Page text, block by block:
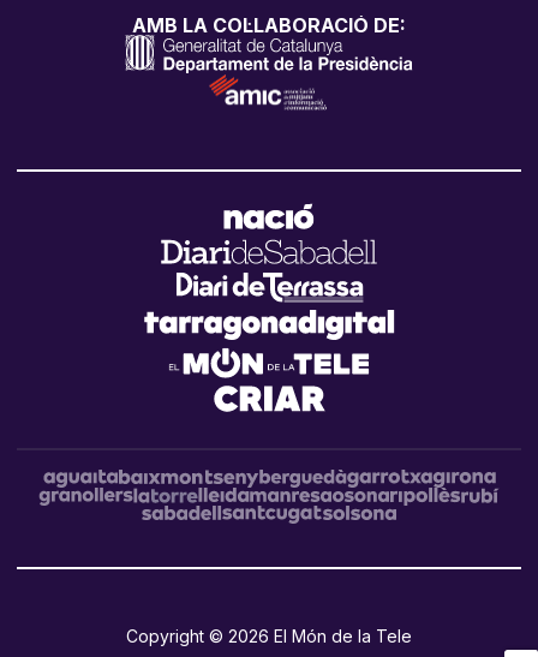
AMB LA COL·LABORACIÓ DE:
Copyright © 2026 El Món de la Tele